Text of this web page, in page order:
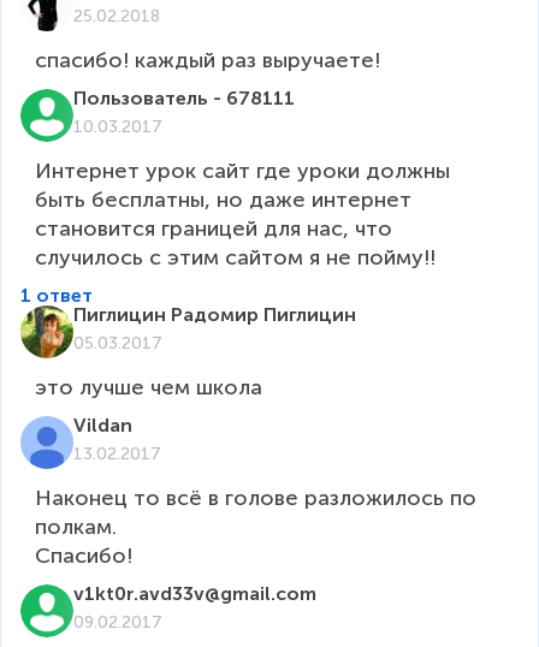
25.02.2018
спасибо! каждый раз выручаете!
Пользователь - 678111
10.03.2017
Интернет урок сайт где уроки должны
быть бесплатны, но даже интернет
становится границей для нас, что
1 ответ
Пиглицин Радомир Пиглицин
05.03.2017
это лучше чем школа
Vildan
13.02.2017
Наконец то всё в голове разложилось по
полкам.
Спасибо!
v1kt0r.avd33v@gmail.com
09.02.2017